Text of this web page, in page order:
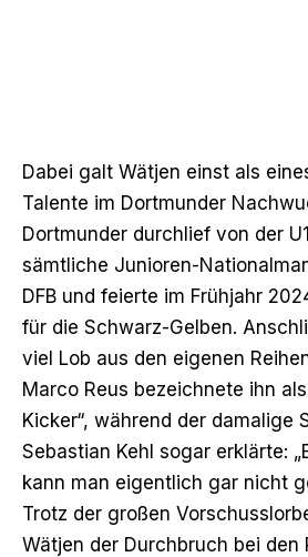
Dabei galt Wätjen einst als
Talente im Dortmunder
Dortmunder durchlief von der
sämtliche Junioren-
DFB und feierte im Frühjahr
für die Schwarz-Gelben.
viel Lob aus den eigenen
Marco Reus bezeichnete ihn
Kicker“, während der damalige
Sebastian Kehl sogar erklärte:
kann man eigentlich gar nicht
Trotz der großen
Wätjen der Durchbruch bei den